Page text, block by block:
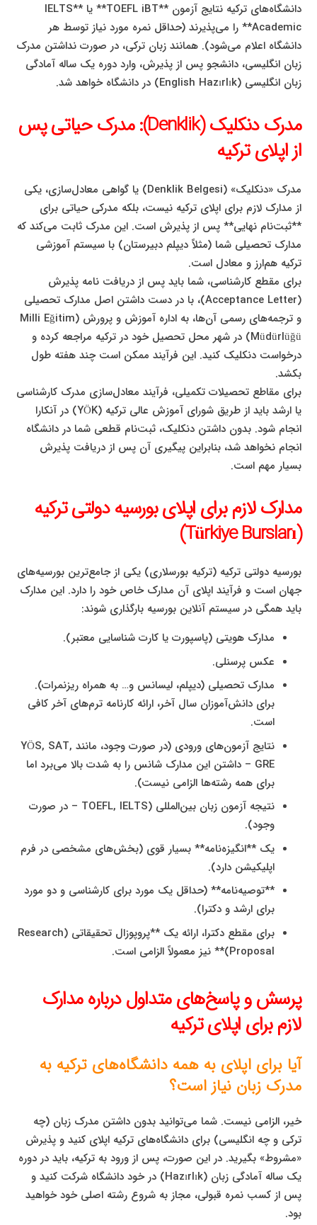
دانشگاه‌های ترکیه نتایج آزمون **TOEFL iBT** یا **IELTS
Academic** را می‌پذیرند (حداقل نمره مورد نیاز توسط هر
دانشگاه اعلام می‌شود). همانند زبان ترکی، در صورت نداشتن مدرک
زبان انگلیسی، دانشجو پس از پذیرش، وارد دوره یک ساله آمادگی
زبان انگلیسی (English Hazırlık) در دانشگاه خواهد شد.
مدرک دنکلیک (Denklik): مدرک حیاتی پس
از اپلای ترکیه
مدرک «دنکلیک» (Denklik Belgesi) یا گواهی معادل‌سازی، یکی
از مدارک لازم برای اپلای ترکیه نیست، بلکه مدرکی حیاتی برای
**ثبت‌نام نهایی** پس از پذیرش است. این مدرک ثابت می‌کند که
مدارک تحصیلی شما (مثلاً دیپلم دبیرستان) با سیستم آموزشی
ترکیه هم‌ارز و معادل است.
برای مقطع کارشناسی، شما باید پس از دریافت نامه پذیرش
(Acceptance Letter)، با در دست داشتن اصل مدارک تحصیلی
و ترجمه‌های رسمی آن‌ها، به اداره آموزش و پرورش (Milli Eğitim
Müdürlüğü) در شهر محل تحصیل خود در ترکیه مراجعه کرده و
درخواست دنکلیک کنید. این فرآیند ممکن است چند هفته طول
بکشد.
برای مقاطع تحصیلات تکمیلی، فرآیند معادل‌سازی مدرک کارشناسی
یا ارشد باید از طریق شورای آموزش عالی ترکیه (YÖK) در آنکارا
انجام شود. بدون داشتن دنکلیک، ثبت‌نام قطعی شما در دانشگاه
انجام نخواهد شد، بنابراین پیگیری آن پس از دریافت پذیرش
بسیار مهم است.
مدارک لازم برای اپلای بورسیه دولتی ترکیه
(Türkiye Bursları)
بورسیه دولتی ترکیه (ترکیه بورسلاری) یکی از جامع‌ترین بورسیه‌های
جهان است و فرآیند اپلای آن مدارک خاص خود را دارد. این مدارک
باید همگی در سیستم آنلاین بورسیه بارگذاری شوند:
مدارک هویتی (پاسپورت یا کارت شناسایی معتبر).
عکس پرسنلی.
مدارک تحصیلی (دیپلم، لیسانس و… به همراه ریزنمرات).
برای دانش‌آموزان سال آخر، ارائه کارنامه ترم‌های آخر کافی
است.
نتایج آزمون‌های ورودی (در صورت وجود، مانند YÖS, SAT,
GRE – داشتن این مدارک شانس را به شدت بالا می‌برد اما
برای همه رشته‌ها الزامی نیست).
نتیجه آزمون زبان بین‌المللی (TOEFL, IELTS – در صورت
وجود).
یک **انگیزه‌نامه** بسیار قوی (بخش‌های مشخصی در فرم
اپلیکیشن دارد).
**توصیه‌نامه** (حداقل یک مورد برای کارشناسی و دو مورد
برای ارشد و دکترا).
برای مقطع دکترا، ارائه یک **پروپوزال تحقیقاتی (Research
Proposal)** نیز معمولاً الزامی است.
پرسش و پاسخ‌های متداول درباره مدارک
لازم برای اپلای ترکیه
آیا برای اپلای به همه دانشگاه‌های ترکیه به
مدرک زبان نیاز است؟
خیر، الزامی نیست. شما می‌توانید بدون داشتن مدرک زبان (چه
ترکی و چه انگلیسی) برای دانشگاه‌های ترکیه اپلای کنید و پذیرش
«مشروط» بگیرید. در این صورت، پس از ورود به ترکیه، باید در دوره
یک ساله آمادگی زبان (Hazırlık) در خود دانشگاه شرکت کنید و
پس از کسب نمره قبولی، مجاز به شروع رشته اصلی خود خواهید
بود.